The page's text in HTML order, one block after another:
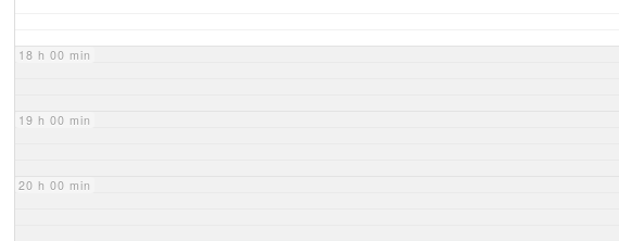
18 h 00 min
19 h 00 min
20 h 00 min